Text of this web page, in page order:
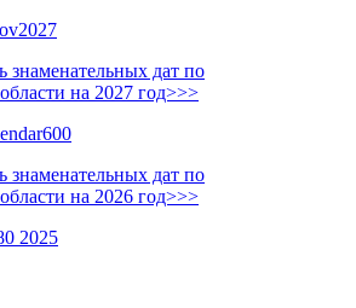
знаменательных дат по
на 2027 год>>>
знаменательных дат по
на 2026 год>>>